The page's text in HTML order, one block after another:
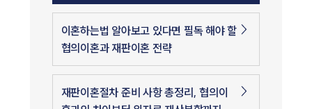
이혼하는법 알아보고 있다면 필독 해야 할
협의이혼과 재판이혼 전략
재판이혼절차 준비 사항 총정리, 협의이